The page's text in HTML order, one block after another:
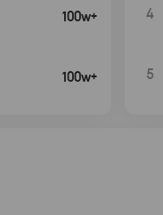
100w+
100w+
4
5